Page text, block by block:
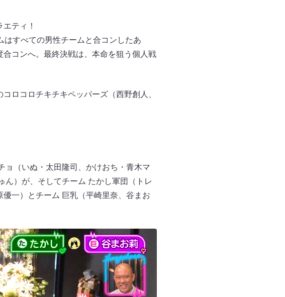
ティ！
すべての男性チームと合コンしたあ
コンへ。最終決戦は、本命を狙う個人戦
ロコロチキチキペッパーズ（西野創人、
ョ（いぬ・太田隆司、かけおち・青木マ
ん）が、そしてチーム たかし軍団（トレ
一）とチーム 巨乳（平崎里奈、谷まお